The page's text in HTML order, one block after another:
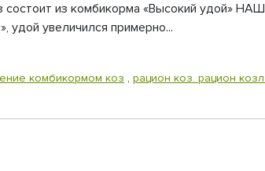
из комбикорма «Высокий удой»
удой увеличился примерно...
комбикормом коз , рацион коз. рацион